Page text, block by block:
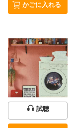
かごに入れる
試聴